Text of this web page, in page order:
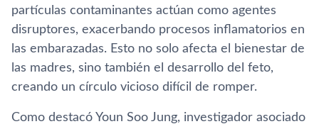
partículas contaminantes actúan como agentes
disruptores, exacerbando procesos inflamatorios en
las embarazadas. Esto no solo afecta el bienestar de
las madres, sino también el desarrollo del feto,
creando un círculo vicioso difícil de romper.
Como destacó Youn Soo Jung, investigador asociado